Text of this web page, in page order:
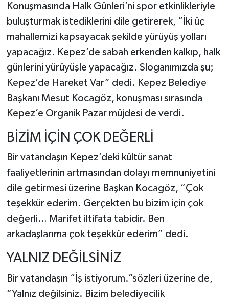
Konuşmasında Halk Günleri’ni spor etkinlikleriyle
buluşturmak istediklerini dile getirerek, “İki üç
mahallemizi kapsayacak şekilde yürüyüş yolları
yapacağız. Kepez’de sabah erkenden kalkıp, halk
günlerini yürüyüşle yapacağız. Sloganımızda şu;
Kepez’de Hareket Var” dedi. Kepez Belediye
Başkanı Mesut Kocagöz, konuşması sırasında
Kepez’e Organik Pazar müjdesi de verdi.
BİZİM İÇİN ÇOK DEĞERLİ
Bir vatandaşın Kepez’deki kültür sanat
faaliyetlerinin artmasından dolayı memnuniyetini
dile getirmesi üzerine Başkan Kocagöz, “Çok
teşekkür ederim. Gerçekten bu bizim için çok
değerli… Marifet iltifata tabidir. Ben
arkadaşlarıma çok teşekkür ederim” dedi.
YALNIZ DEĞİLSİNİZ
Bir vatandaşın “İş istiyorum.”sözleri üzerine de,
“Yalnız değilsiniz. Bizim belediyecilik